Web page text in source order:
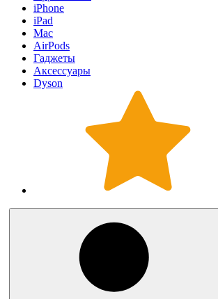
iPhone
iPad
Mac
AirPods
Гаджеты
Аксессуары
Dyson